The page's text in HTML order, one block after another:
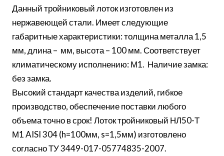
Данный тройниковый лоток изготовлен из
нержавеющей стали. Имеет следующие
габаритные характеристики: толщина металла 1,5
мм, длина – мм, высота – 100 мм. Соответствует
климатическому исполнению: М1. Наличие замка:
без замка.
Высокий стандарт качества изделий, гибкое
производство, обеспечение поставки любого
объема точно в срок! Лоток тройниковый НЛ50-Т
М1 AISI 304 (h=100мм, s=1,5мм) изготовлено
согласно ТУ 3449-017-05774835-2007.